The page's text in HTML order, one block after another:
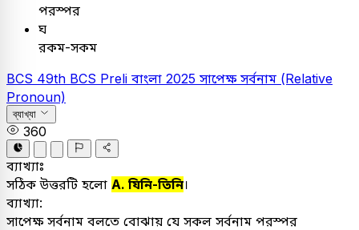
পরস্পর
ঘ
রকম-সকম
BCS 49th BCS Preli বাংলা 2025 সাপেক্ষ সর্বনাম (Relative
Pronoun)
ব্যাখ্যা
360
ব্যাখ্যাঃ
সঠিক উত্তরটি হলো A. যিনি-তিনি।
ব্যাখ্যা:
সাপেক্ষ সর্বনাম বলতে বোঝায় যে সকল সর্বনাম পরস্পর